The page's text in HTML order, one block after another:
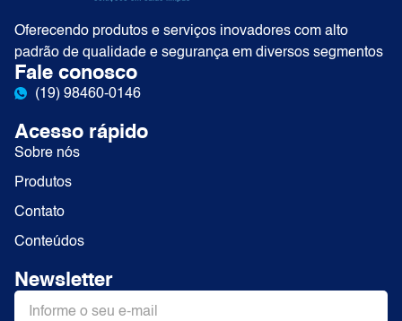
Oferecendo produtos e serviços inovadores com alto
padrão de qualidade e segurança em diversos segmentos
Fale conosco
(19) 98460-0146
Acesso rápido
Sobre nós
Produtos
Contato
Conteúdos
Newsletter